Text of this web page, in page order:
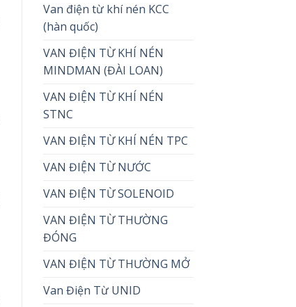
Van điện từ khí nén KCC
(hàn quốc)
VAN ĐIỆN TỪ KHÍ NÉN
MINDMAN (ĐÀI LOAN)
VAN ĐIỆN TỪ KHÍ NÉN
STNC
VAN ĐIỆN TỪ KHÍ NÉN TPC
VAN ĐIỆN TỪ NƯỚC
VAN ĐIỆN TỪ SOLENOID
VAN ĐIỆN TỪ THƯỜNG
ĐÓNG
VAN ĐIỆN TỪ THƯỜNG MỞ
Van Điện Từ UNID